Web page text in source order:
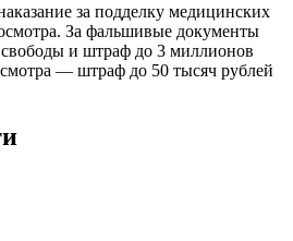
за подделку медицинских
За фальшивые документы
и штраф до 3 миллионов
— штраф до 50 тысяч рублей